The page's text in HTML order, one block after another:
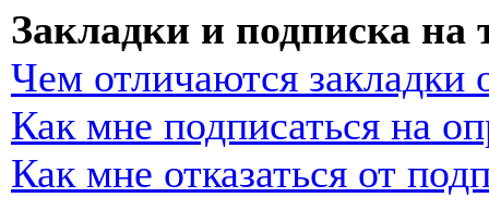
Закладки и подписка на
Чем отличаются закладки
Как мне подписаться на
Как мне отказаться от